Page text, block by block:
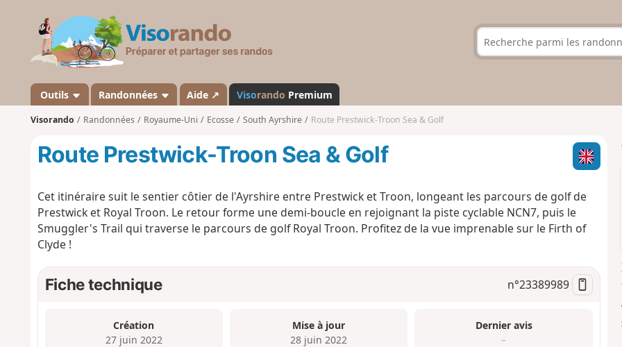
s
a
n
d
Outils Randonnées Aide ↗ Visorando Premium
Visorando Randonnées Royaume-Uni Ecosse South Ayrshire Route Prestwick-Troon Sea & Golf
Route Prestwick-Troon Sea & Golf
Cet itinéraire suit le sentier côtier de l'Ayrshire entre Prestwick et Troon, longeant les parcours de golf de
Prestwick et Royal Troon. Le retour forme une demi-boucle en rejoignant la piste cyclable NCN7, puis le
Smuggler's Trail qui traverse le parcours de golf Royal Troon. Profitez de la vue imprenable sur le Firth of
Clyde !
Fiche technique n°23389989
Création
27 juin 2022
Mise à jour
28 juin 2022
Dernier avis
–